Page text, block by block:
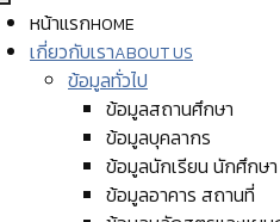
หน้าแรกHOME
เกี่ยวกับเราABOUT US
ข้อมูลทั่วไป
ข้อมูลสถานศึกษา
ข้อมูลบุคลากร
ข้อมูลนักเรียน นักศึกษา
ข้อมูลอาคาร สถานที่